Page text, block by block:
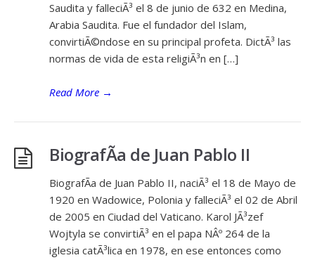
Saudita y falleciÃ³ el 8 de junio de 632 en Medina,
Arabia Saudita. Fue el fundador del Islam,
convirtiÃ©ndose en su principal profeta. DictÃ³ las
normas de vida de esta religiÃ³n en […]
Read More →
BiografÃ­a de Juan Pablo II
BiografÃ­a de Juan Pablo II, naciÃ³ el 18 de Mayo de
1920 en Wadowice, Polonia y falleciÃ³ el 02 de Abril
de 2005 en Ciudad del Vaticano. Karol JÃ³zef
Wojtyla se convirtiÃ³ en el papa NÂº 264 de la
iglesia catÃ³lica en 1978, en ese entonces como